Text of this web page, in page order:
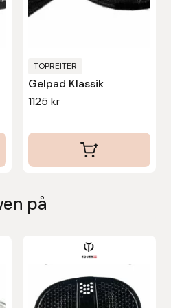
TOPREITER
Gelpad Klassik
1125 kr
på